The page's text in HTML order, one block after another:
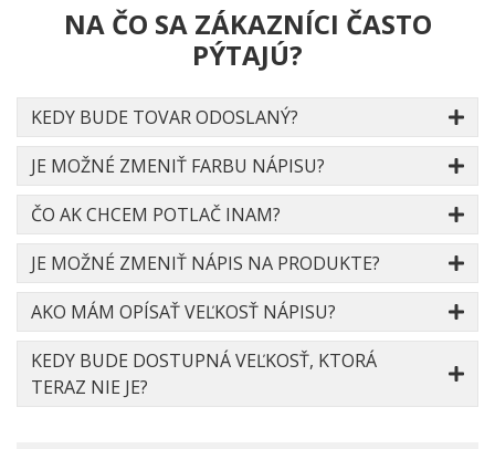
NA ČO SA ZÁKAZNÍCI ČASTO
PÝTAJÚ?
KEDY BUDE TOVAR ODOSLANÝ?
JE MOŽNÉ ZMENIŤ FARBU NÁPISU?
ČO AK CHCEM POTLAČ INAM?
JE MOŽNÉ ZMENIŤ NÁPIS NA PRODUKTE?
AKO MÁM OPÍSAŤ VEĽKOSŤ NÁPISU?
KEDY BUDE DOSTUPNÁ VEĽKOSŤ, KTORÁ
TERAZ NIE JE?